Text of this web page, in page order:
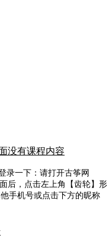
没有课程内容
录一下：请打开古筝网
后，点击左上角【齿轮】形
手机号或点击下方的昵称